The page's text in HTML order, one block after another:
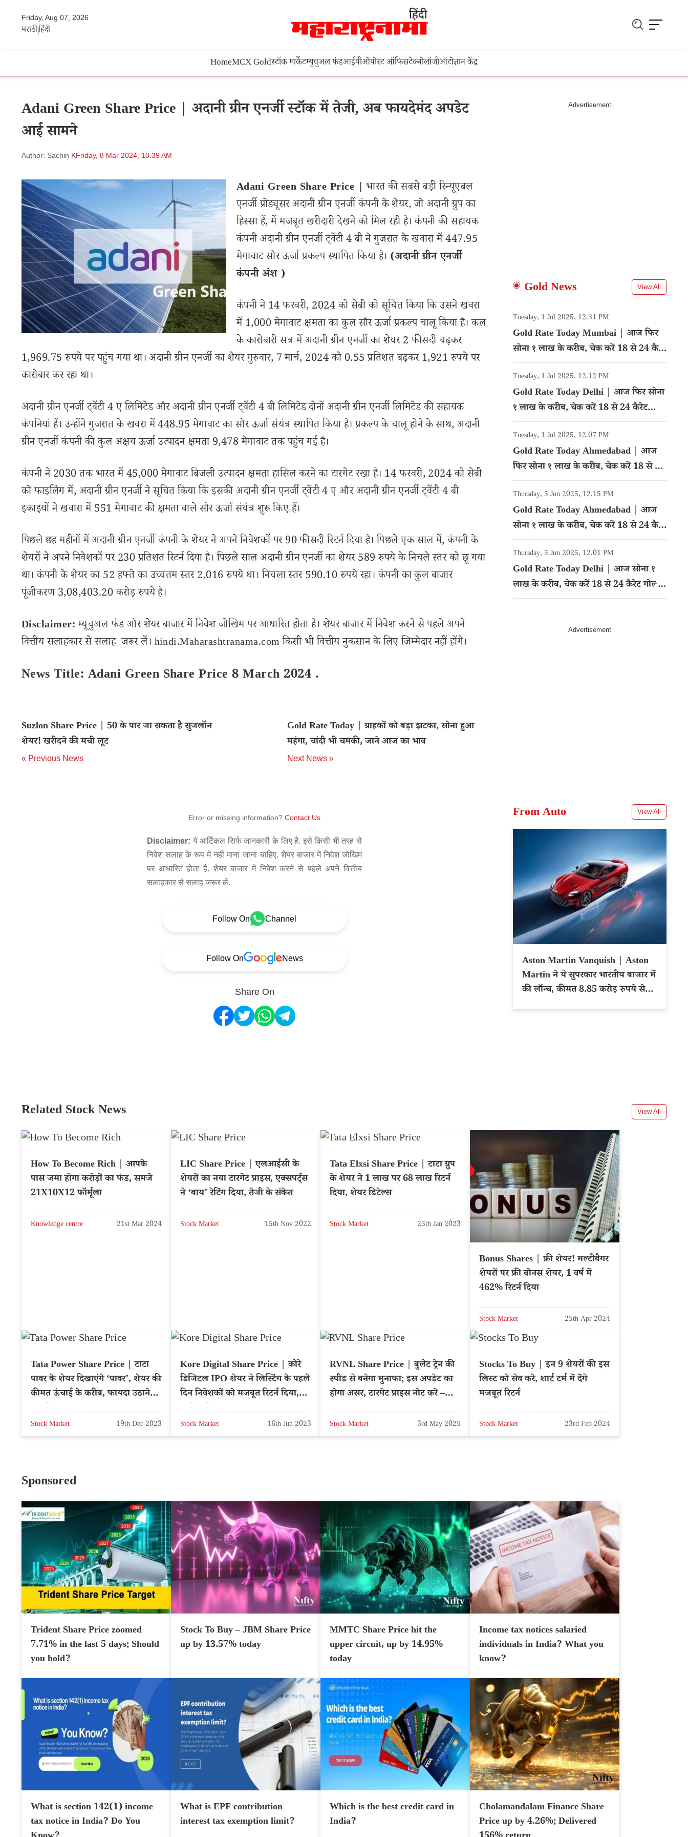
Friday, Aug 07, 2026
मराठीहिंदी
HomeMCX Goldस्टॉक मार्केटम्युचुअल फंडआईपीओपोस्ट ऑफिसटेक्नोलॉजीऑटोज्ञान केंद्र
Adani Green Share Price | अदानी ग्रीन एनर्जी स्टॉक में तेजी, अब फायदेमंद अपडेट
आई सामने
Author: Sachin KFriday, 8 Mar 2024, 10.39 AM
Adani Green Share Price | भारत की सबसे बड़ी रिन्यूएबल
एनर्जी प्रोड्यूसर अदानी ग्रीन एनर्जी कंपनी के शेयर, जो अदानी ग्रुप का
हिस्सा हैं, में मजबूत खरीदारी देखने को मिल रही है। कंपनी की सहायक
कंपनी अदानी ग्रीन एनर्जी ट्वेंटी 4 बी ने गुजरात के खवारा में 447.95
मेगावाट सौर ऊर्जा प्रकल्प स्थापित किया है। (अदानी ग्रीन एनर्जी
कंपनी अंश )
कंपनी ने 14 फरवरी, 2024 को सेबी को सूचित किया कि उसने खवरा
में 1,000 मेगावाट क्षमता का कुल सौर ऊर्जा प्रकल्प चालू किया है। कल
के कारोबारी सत्र में अदानी ग्रीन एनर्जी का शेयर 2 फीसदी चढ़कर
1,969.75 रुपये पर पहुंच गया था। अदानी ग्रीन एनर्जी का शेयर गुरुवार, 7 मार्च, 2024 को 0.55 प्रतिशत बढ़कर 1,921 रुपये पर
कारोबार कर रहा था।
अदानी ग्रीन एनर्जी ट्वेंटी 4 ए लिमिटेड और अदानी ग्रीन एनर्जी ट्वेंटी 4 बी लिमिटेड दोनों अदानी ग्रीन एनर्जी लिमिटेड की सहायक
कंपनियां हैं। उन्होंने गुजरात के खवरा में 448.95 मेगावाट का सौर ऊर्जा संयंत्र स्थापित किया है। प्रकल्प के चालू होने के साथ, अदानी
ग्रीन एनर्जी कंपनी की कुल अक्षय ऊर्जा उत्पादन क्षमता 9,478 मेगावाट तक पहुंच गई है।
कंपनी ने 2030 तक भारत में 45,000 मेगावाट बिजली उत्पादन क्षमता हासिल करने का टारगेट रखा है। 14 फरवरी, 2024 को सेबी
को फाइलिंग में, अदानी ग्रीन एनर्जी ने सूचित किया कि इसकी अदानी ग्रीन एनर्जी ट्वेंटी 4 ए और अदानी ग्रीन एनर्जी ट्वेंटी 4 बी
इकाइयों ने खवारा में 551 मेगावाट की क्षमता वाले सौर ऊर्जा संयंत्र शुरू किए हैं।
पिछले छह महीनों में अदानी ग्रीन एनर्जी कंपनी के शेयर ने अपने निवेशकों पर 90 फीसदी रिटर्न दिया है। पिछले एक साल में, कंपनी के
शेयरों ने अपने निवेशकों पर 230 प्रतिशत रिटर्न दिया है। पिछले साल अदानी ग्रीन एनर्जी का शेयर 589 रुपये के निचले स्तर को छू गया
था। कंपनी के शेयर का 52 हफ्ते का उच्चतम स्तर 2,016 रुपये था। निचला स्तर 590.10 रुपये रहा। कंपनी का कुल बाजार
पूंजीकरण 3,08,403.20 करोड़ रुपये है।
Disclaimer:म्यूचुअल फंड और शेयर बाजार में निवेश जोखिम पर आधारित होता है। शेयर बाजार में निवेश करने से पहले अपने
वित्तीय सलाहकार से सलाह जरूर लें। hindi.Maharashtranama.com किसी भी वित्तीय नुकसान के लिए जिम्मेदार नहीं होंगे।
News Title: Adani Green Share Price 8 March 2024 .
Suzlon Share Price | 50 के पार जा सकता है सुजलॉन
शेयर! खरीदने की मची लूट
« Previous News
Gold Rate Today | ग्राहकों को बड़ा झटका, सोना हुआ
महंगा, चांदी भी चमकी, जाने आज का भाव
Next News »
Error or missing information? Contact Us
Disclaimer: ये आर्टिकल सिर्फ जानकारी के लिए है. इसे किसी भी तरह से
निवेश सलाह के रूप में नहीं माना जाना चाहिए. शेयर बाजार में निवेश जोखिम
पर आधारित होता है. शेयर बाजार में निवेश करने से पहले अपने वित्तीय
सलाहकार से सलाह जरूर लें.
Follow On Channel
Follow On News
Share On
Gold News View All
Tuesday, 1 Jul 2025, 12.31 PM
Gold Rate Today Mumbai | आज फिर
सोना १ लाख के करीब, चेक करें 18 से 24 कैरेट
गोल्ड का रेट
Tuesday, 1 Jul 2025, 12.12 PM
Gold Rate Today Delhi | आज फिर सोना
१ लाख के करीब, चेक करें 18 से 24 कैरेट
गोल्ड का रेट
Tuesday, 1 Jul 2025, 12.07 PM
Gold Rate Today Ahmedabad | आज
फिर सोना १ लाख के करीब, चेक करें 18 से 24
कैरेट गोल्ड का रेट
Thursday, 5 Jun 2025, 12.15 PM
Gold Rate Today Ahmedabad | आज
सोना १ लाख के करीब, चेक करें 18 से 24 कैरेट
गोल्ड का रेट
Thursday, 5 Jun 2025, 12.01 PM
Gold Rate Today Delhi | आज सोना १
लाख के करीब, चेक करें 18 से 24 कैरेट गोल्ड
का रेट
From Auto View All
Aston Martin Vanquish | Aston
Martin ने ये सुपरकार भारतीय बाजार में
की लॉन्च, कीमत 8.85 करोड़ रुपये से
Related Stock News View All
How To Become Rich | आपके
पास जमा होगा करोड़ों का फंड, समजे
21X10X12 फॉर्मूला
Knowledge centre 21st Mar 2024
LIC Share Price | एलआईसी के
शेयरों का नया टारगेट प्राइस, एक्सपर्ट्स
ने ‘बाय’ रेटिंग दिया, तेजी के संकेत
Stock Market 15th Nov 2022
Tata Elxsi Share Price | टाटा ग्रुप
के शेयर ने 1 लाख पर 68 लाख रिटर्न
दिया, शेयर डिटेल्स
Stock Market 25th Jan 2023
Bonus Shares | फ्री शेयर! मल्टीबैगर
शेयरों पर फ्री बोनस शेयर, 1 वर्ष में
462% रिटर्न दिया
Stock Market 25th Apr 2024
Tata Power Share Price | टाटा
पावर के शेयर दिखाएंगे ‘पावर’, शेयर की
कीमत ऊंचाई के करीब, फायदा उठाने
Stock Market 19th Dec 2023
Kore Digital Share Price | कोरे
डिजिटल IPO शेयर ने लिस्टिंग के पहले
दिन निवेशकों को मजबूत रिटर्न दिया,
Stock Market 16th Jun 2023
RVNL Share Price | बुलेट ट्रेन की
स्पीड से बनेगा मुनाफा; इस अपडेट का
होगा असर, टारगेट प्राइस नोट करे –
Stock Market 3rd May 2025
Stocks To Buy | इन 9 शेयरों की इस
लिस्ट को सेव करे, शार्ट टर्म में देंगे
मजबूत रिटर्न
Stock Market 23rd Feb 2024
Sponsored
Trident Share Price zoomed
7.71% in the last 5 days; Should
you hold?
Stock To Buy – JBM Share Price
up by 13.57% today
MMTC Share Price hit the
upper circuit, up by 14.95%
today
Income tax notices salaried
individuals in India? What you
know?
What is section 142(1) income
tax notice in India? Do You
What is EPF contribution
interest tax exemption limit?
Which is the best credit card in
India?
Cholamandalam Finance Share
Price up by 4.26%; Delivered